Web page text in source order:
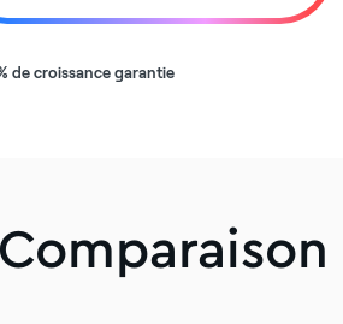
de croissance garantie